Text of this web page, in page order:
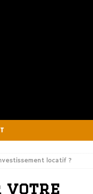
locatif ?
votre